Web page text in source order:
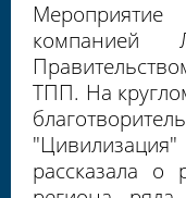
компанией
ТПП. На
рассказала о